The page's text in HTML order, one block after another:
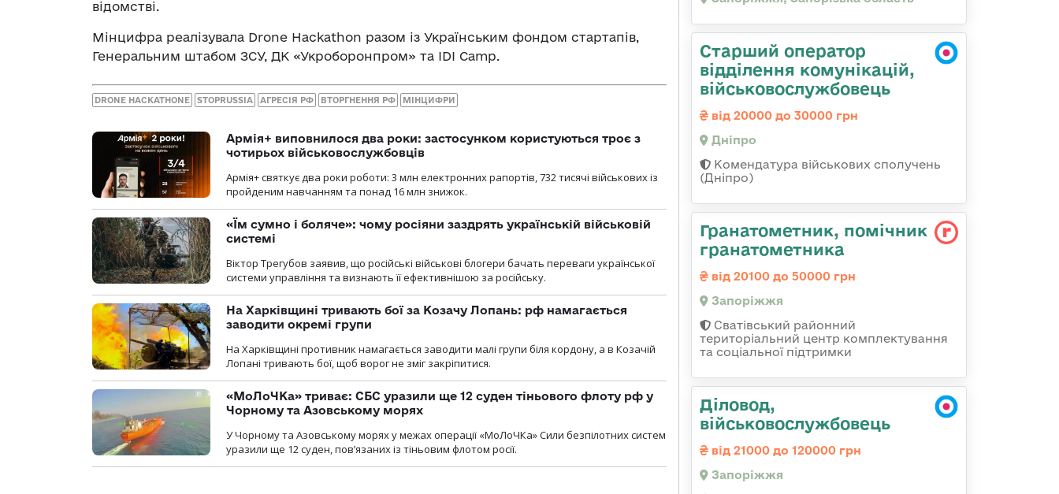
відомстві.
Мінцифра реалізувала Drone Hackathon разом із Українським фондом стартапів,
Генеральним штабом ЗСУ, ДК «Укроборонпром» та IDI Camp.
DRONE HACKATHONE STOPRUSSIA АГРЕСІЯ РФ ВТОРГНЕННЯ РФ МІНЦИФРИ
Армія+ виповнилося два роки: застосунком користуються троє з
чотирьох військовослужбовців
Армія+ святкує два роки роботи: 3 млн електронних рапортів, 732 тисячі військових із
пройденим навчанням та понад 16 млн знижок.
«Їм сумно і боляче»: чому росіяни заздрять українській військовій
системі
Віктор Трегубов заявив, що російські військові блогери бачать переваги української
системи управління та визнають її ефективнішою за російську.
На Харківщині тривають бої за Козачу Лопань: рф намагається
заводити окремі групи
На Харківщині противник намагається заводити малі групи біля кордону, а в Козачій
Лопані тривають бої, щоб ворог не зміг закріпитися.
«МоЛоЧКа» триває: СБС уразили ще 12 суден тіньового флоту рф у
Чорному та Азовському морях
У Чорному та Азовському морях у межах операції «МоЛоЧКа» Сили безпілотних систем
уразили ще 12 суден, пов’язаних із тіньовим флотом росії.
Старший оператор
відділення комунікацій,
військовослужбовець
від 20000 до 30000 грн
Дніпро
Комендатура військових сполучень
(Дніпро)
Гранатометник, помічник
гранатометника
від 20100 до 50000 грн
Запоріжжя
Сватівський районний
територіальний центр комплектування
та соціальної підтримки
Діловод,
військовослужбовець
від 21000 до 120000 грн
Запоріжжя